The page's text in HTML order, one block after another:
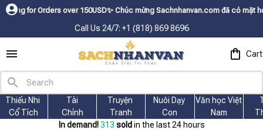
over 150USDㅤ✨Chúc mừng Sachnhanvan.com đã có mặt hơn 200
Call Us 24/7: +1 (818) 869 8696
Cart
Thiếu Nhi
Cổ Tích
Tài
Chính
Truyện
Tranh
Nuôi Dạy
Con
Văn học Việt
Nam
In demand! 315 sold in the last 24 hours